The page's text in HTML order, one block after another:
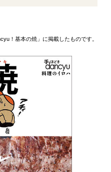
！基本の焼」に掲載したものです。